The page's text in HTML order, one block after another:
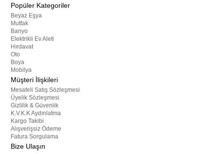
Popüler Kategoriler
Beyaz Eşya
Mutfak
Banyo
Elektrikli Ev Aleti
Hırdavat
Oto
Boya
Mobilya
Müşteri İlişkileri
Mesafeli Satış Sözleşmesi
Üyelik Sözleşmesi
Gizlilik & Güvenlik
K.V.K.K Aydınlatma
Kargo Takibi
Alışverişsiz Ödeme
Fatura Sorgulama
Bize Ulaşın